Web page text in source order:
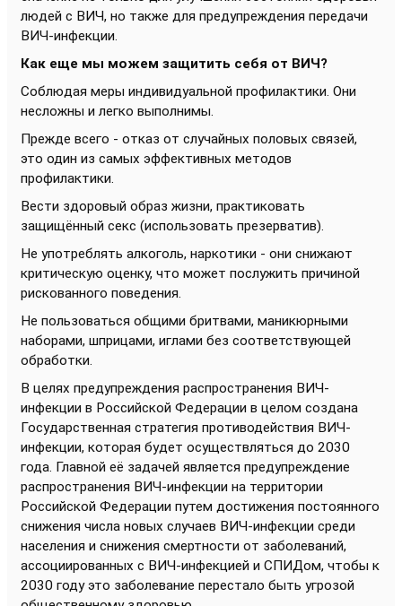
людей с ВИЧ, но также для предупреждения передачи
ВИЧ-инфекции.
Как еще мы можем защитить себя от ВИЧ?
Соблюдая меры индивидуальной профилактики. Они
несложны и легко выполнимы.
Прежде всего - отказ от случайных половых связей,
это один из самых эффективных методов
профилактики.
Вести здоровый образ жизни, практиковать
защищённый секс (использовать презерватив).
Не употреблять алкоголь, наркотики - они снижают
критическую оценку, что может послужить причиной
рискованного поведения.
Не пользоваться общими бритвами, маникюрными
наборами, шприцами, иглами без соответствующей
обработки.
В целях предупреждения распространения ВИЧ-
инфекции в Российской Федерации в целом создана
Государственная стратегия противодействия ВИЧ-
инфекции, которая будет осуществляться до 2030
года. Главной её задачей является предупреждение
распространения ВИЧ-инфекции на территории
Российской Федерации путем достижения постоянного
снижения числа новых случаев ВИЧ-инфекции среди
населения и снижения смертности от заболеваний,
ассоциированных с ВИЧ-инфекцией и СПИДом, чтобы к
2030 году это заболевание перестало быть угрозой